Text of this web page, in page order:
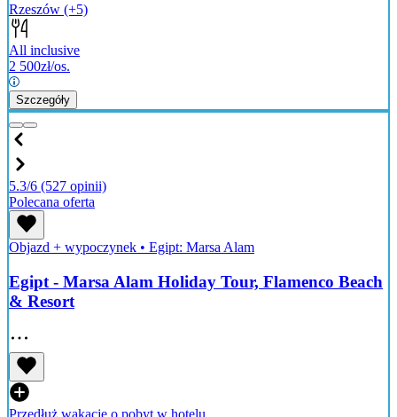
Rzeszów (+5)
All inclusive
2 500zł/os.
Szczegóły
5.3/6 (527 opinii)
Polecana oferta
Objazd + wypoczynek • Egipt: Marsa Alam
Egipt - Marsa Alam Holiday Tour, Flamenco Beach
& Resort